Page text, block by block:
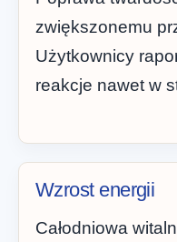
zwiększonemu
Użytkownicy
reakcje nawet w
Wzrost energii
Całodniowa